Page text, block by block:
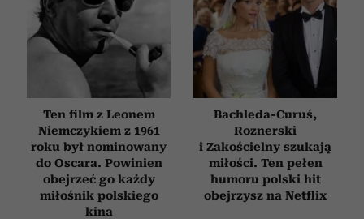
Ten film z Leonem
Niemczykiem z 1961
roku był nominowany
do Oscara. Powinien
obejrzeć go każdy
miłośnik polskiego
kina
Bachleda-Curuś,
Roznerski
i Zakościelny szukają
miłości. Ten pełen
humoru polski hit
obejrzysz na Netflix